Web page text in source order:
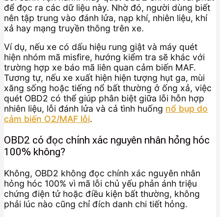
để đọc ra các dữ liệu này. Nhờ đó, người dùng biết
nên tập trung vào đánh lửa, nạp khí, nhiên liệu, khí
xả hay mạng truyền thông trên xe.
Ví dụ, nếu xe có dấu hiệu rung giật và máy quét
hiện nhóm mã misfire, hướng kiểm tra sẽ khác với
trường hợp xe báo mã liên quan cảm biến MAF.
Tương tự, nếu xe xuất hiện hiện tượng hụt ga, mùi
xăng sống hoặc tiếng nổ bất thường ở ống xả, việc
quét OBD2 có thể giúp phân biệt giữa lỗi hỗn hợp
nhiên liệu, lỗi đánh lửa và cả tình huống nổ bụp do
cảm biến O2/MAF lỗi.
OBD2 có đọc chính xác nguyên nhân hỏng hóc
100% không?
Không, OBD2 không đọc chính xác nguyên nhân
hỏng hóc 100% vì mã lỗi chủ yếu phản ánh triệu
chứng điện tử hoặc điều kiện bất thường, không
phải lúc nào cũng chỉ đích danh chi tiết hỏng.